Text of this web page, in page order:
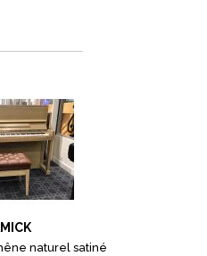
naturel satiné